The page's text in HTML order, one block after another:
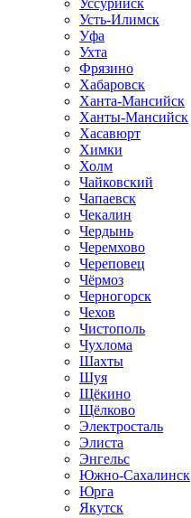
Уссурийск
Усть-Илимск
Уфа
Ухта
Фрязино
Хабаровск
Ханта-Мансийск
Ханты-Мансийск
Хасавюрт
Химки
Холм
Чайковский
Чапаевск
Чекалин
Чердынь
Черемхово
Череповец
Чёрмоз
Черногорск
Чехов
Чистополь
Чухлома
Шахты
Шуя
Щёкино
Щёлково
Электросталь
Элиста
Энгельс
Южно-Сахалинск
Юрга
Якутск